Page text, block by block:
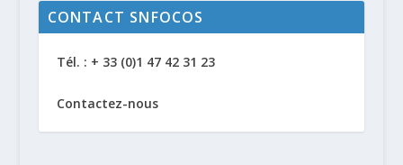
CONTACT SNFOCOS
Tél. : + 33 (0)1 47 42 31 23
Contactez-nous